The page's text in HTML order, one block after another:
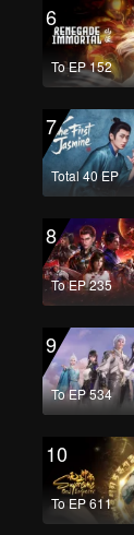
6
To EP 152
7
Total 40 EP
8
To EP 235
9
To EP 534
10
To EP 611